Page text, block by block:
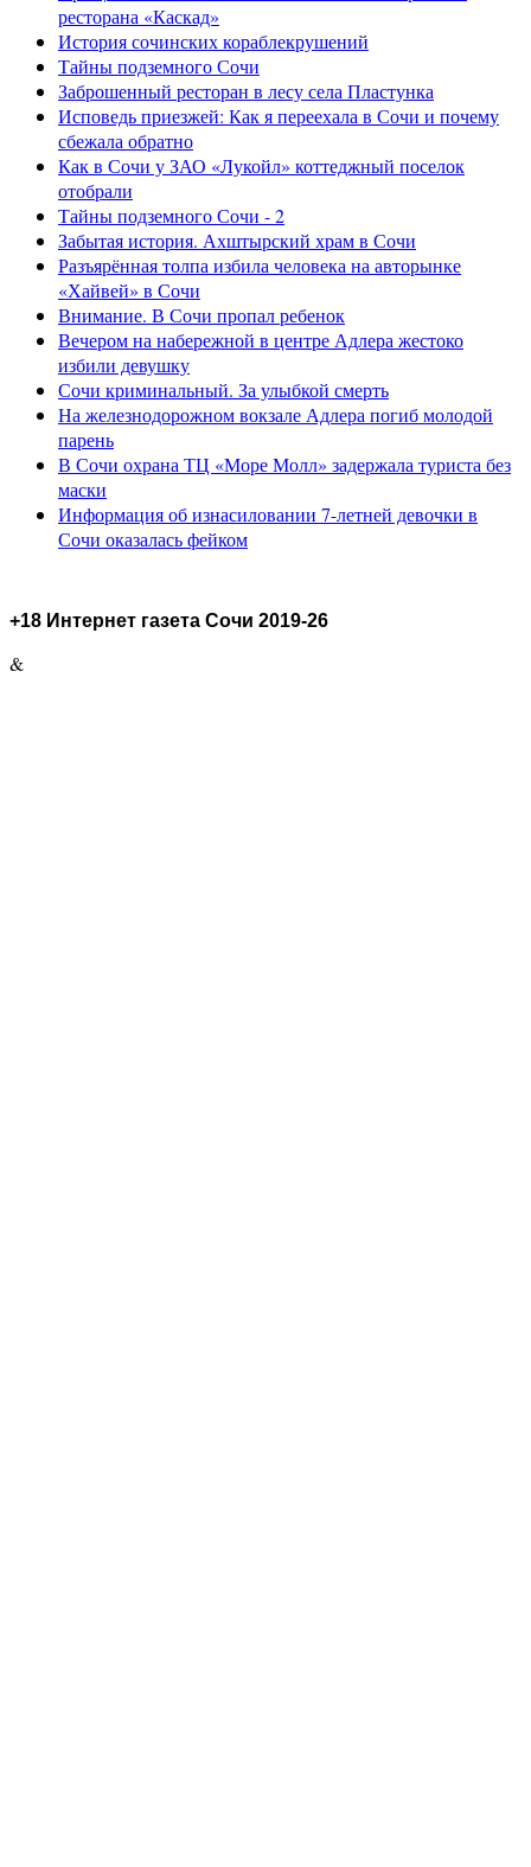
ресторана «Каскад»
История сочинских кораблекрушений
Тайны подземного Сочи
Заброшенный ресторан в лесу села Пластунка
Исповедь приезжей: Как я переехала в Сочи и почему
сбежала обратно
Как в Сочи у ЗАО «Лукойл» коттеджный поселок
отобрали
Тайны подземного Сочи - 2
Забытая история. Ахштырский храм в Сочи
Разъярённая толпа избила человека на авторынке
«Хайвей» в Сочи
Внимание. В Сочи пропал ребенок
Вечером на набережной в центре Адлера жестоко
избили девушку
Сочи криминальный. За улыбкой смерть
На железнодорожном вокзале Адлера погиб молодой
парень
В Сочи охрана ТЦ «Море Молл» задержала туриста без
маски
Информация об изнасиловании 7-летней девочки в
Сочи оказалась фейком
+18 Интернет газета Сочи 2019-26
&